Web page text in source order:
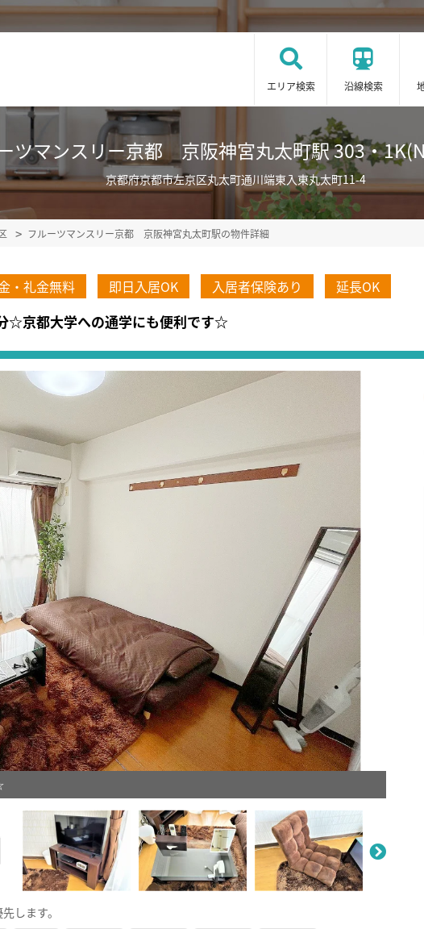
エリア検索 沿線検索
ツマンスリー京都 京阪神宮丸太町駅 303・
京都府京都市左京区丸太町通川端東入東丸太町11-4
フルーツマンスリー京都 京阪神宮丸太町駅の物件詳細
・礼金無料 即日入居OK 入居者保険あり 延長OK
☆京都大学への通学にも便利です☆
します。